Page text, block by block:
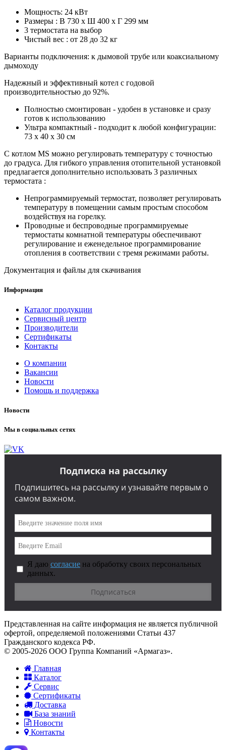
Мощность: 24 кВт
Размеры : В 730 x Ш 400 x Г 299 мм
3 термостата на выбор
Чистый вес : от 28 до 32 кг
Варианты подключения: к дымовой трубе или коаксиальному
дымоходу
Надежный и эффективный котел с годовой
производительностью до 92%.
Полностью смонтирован - удобен в установке и сразу
готов к использованию
Ультра компактный - подходит к любой конфигурации:
73 x 40 x 30 см
С котлом MS можно регулировать температуру с точностью
до градуса. Для гибкого управления отопительной установкой
предлагается дополнительно использовать 3 различных
термостата :
Непрограммируемый термостат, позволяет регулировать
температуру в помещении самым простым способом
воздействуя на горелку.
Проводные и беспроводные программируемые
термостаты комнатной температуры обеспечивают
регулирование и еженедельное программирование
отопления в соответствии с тремя режимами работы.
Документация и файлы для скачивания
Информация
Каталог продукции
Сервисный центр
Производители
Сертификаты
Контакты
О компании
Вакансии
Новости
Помощь и поддержка
Новости
Мы в социальных сетях
Подписка на рассылку
Подпишитесь на рассылку и узнавайте первым о
самом важном.
Я даю согласие на обработку своих персональных
данных.
Представленная на сайте информация не является публичной
офертой, определяемой положениями Статьи 437
Гражданского кодекса РФ.
© 2005-2026 ООО Группа Компаний «Армагаз».
Главная
Каталог
Сервис
Сертификаты
Доставка
База знаний
Новости
Контакты